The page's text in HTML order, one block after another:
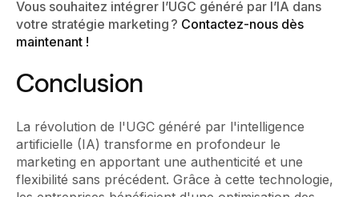
Vous souhaitez intégrer l’UGC généré par l’IA dans
votre stratégie marketing ? Contactez-nous dès
maintenant !
Conclusion
La révolution de l'UGC généré par l'intelligence
artificielle (IA) transforme en profondeur le
marketing en apportant une authenticité et une
flexibilité sans précédent. Grâce à cette technologie,